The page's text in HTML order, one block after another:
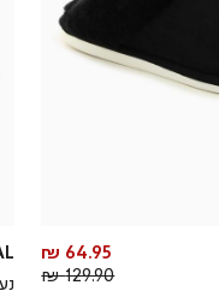
מחיר
מוצר
64.95 ₪
מחיר
129.90 ₪